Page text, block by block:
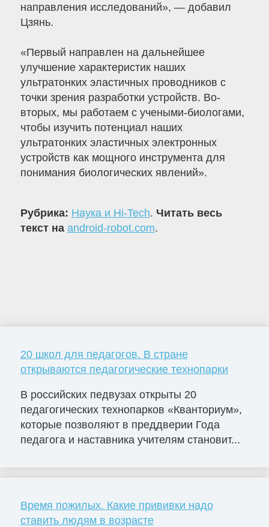
направления исследований», — добавил
Цзянь.
«Первый направлен на дальнейшее
улучшение характеристик наших
ультратонких эластичных проводников с
точки зрения разработки устройств. Во-
вторых, мы работаем с учеными-биологами,
чтобы изучить потенциал наших
ультратонких эластичных электронных
устройств как мощного инструмента для
понимания биологических явлений».
Рубрика: Наука и Hi-Tech. Читать весь
текст на android-robot.com.
20 школ для педагогов. В стране
открываются педагогические технопарки
В российских педвузах открыты 20
педагогических технопарков «Кванториум»,
которые позволяют в преддверии Года
педагога и наставника учителям становит...
Время пожилых. Какие прививки надо
ставить людям в возрасте